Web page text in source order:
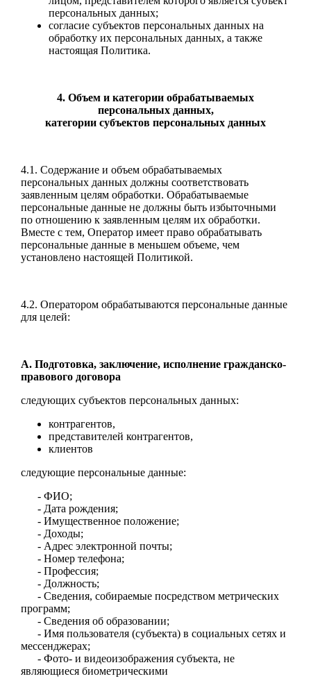
персональных данных;
согласие субъектов персональных данных на
обработку их персональных данных, а также
настоящая Политика.
4. Объем и категории обрабатываемых
персональных данных,
категории субъектов персональных данных
4.1. Содержание и объем обрабатываемых
персональных данных должны соответствовать
заявленным целям обработки. Обрабатываемые
персональные данные не должны быть избыточными
по отношению к заявленным целям их обработки.
Вместе с тем, Оператор имеет право обрабатывать
персональные данные в меньшем объеме, чем
установлено настоящей Политикой.
4.2. Оператором обрабатываются персональные данные
для целей:
А. Подготовка, заключение, исполнение гражданско-
правового договора
следующих субъектов персональных данных:
контрагентов,
представителей контрагентов,
клиентов
следующие персональные данные:
- ФИО;
- Дата рождения;
- Имущественное положение;
- Доходы;
- Адрес электронной почты;
- Номер телефона;
- Профессия;
- Должность;
- Сведения, собираемые посредством метрических
программ;
- Сведения об образовании;
- Имя пользователя (субъекта) в социальных сетях и
мессенджерах;
- Фото- и видеоизображения субъекта, не
являющиеся биометрическими